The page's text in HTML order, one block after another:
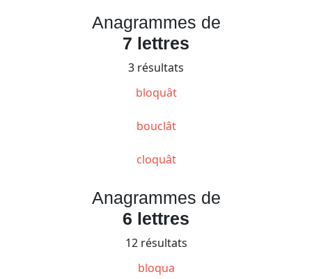
Anagrammes de
7 lettres
3 résultats
bloquât
bouclât
cloquât
Anagrammes de
6 lettres
12 résultats
bloqua